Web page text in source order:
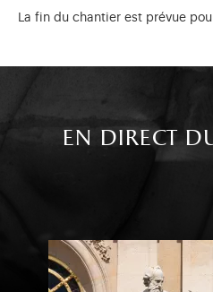
La fin du chantier est prévue
en direct